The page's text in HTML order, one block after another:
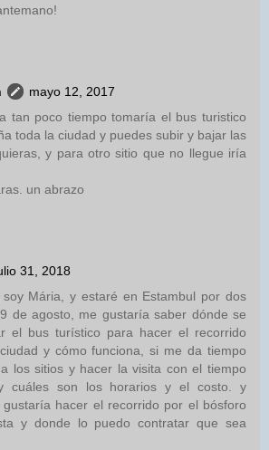
mayo 12, 2017
tan poco tiempo tomaría el bus turistico
toda la ciudad y puedes subir y bajar las
y para otro sitio que no llegue iría
un abrazo
31, 2018
soy Mária, y estaré en Estambul por dos
de agosto, me gustaría saber dónde se
el bus turístico para hacer el recorrido
y cómo funciona, si me da tiempo
los sitios y hacer la visita con el tiempo
cuáles son los horarios y el costo. y
hacer el recorrido por el bósforo
y donde lo puedo contratar que sea